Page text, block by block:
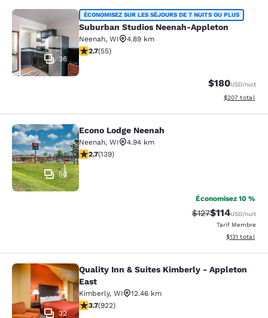
Suburban Studios Neenah-Appleton
36
ÉCONOMISEZ SUR LES SÉJOURS DE 7 NUITS OU PLUS
Suburban Studios Neenah-Appleton
Neenah, WI
4.89 km
2.71 étoiles. Moyen. 55 commentaires
2.7(55)
$180USD/nuit
Afficher les
$207 total
Econo Lodge Neenah
50
Econo Lodge Neenah
Neenah, WI
4.94 km
2.68 étoiles. Moyen. 139 commentaires
2.7(139)
Économisez 10 %
Tarif barré :
$127Tarif réduit :
$114USD/nuit
Tarif Membre
Afficher les
$131 total
Quality Inn & Suites Kimberly -
32
Quality Inn & Suites Kimberly - Appleton
East
Kimberly, WI
12.46 km
3.74 étoiles. Bien. 922 commentaires
3.7(922)